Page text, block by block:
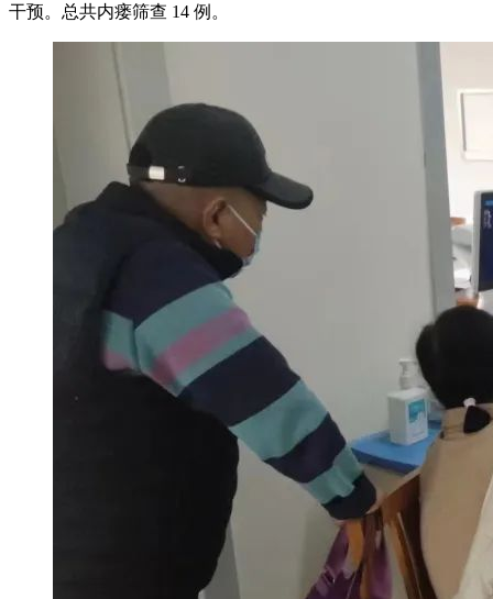
干预。总共内瘘筛查 14 例。